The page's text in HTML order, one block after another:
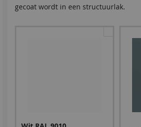
gecoat wordt in een structuurlak.